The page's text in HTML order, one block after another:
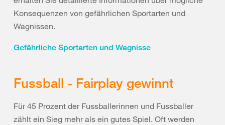
Konsequenzen von gefährlichen Sportarten und
Wagnissen.
Gefährliche Sportarten und Wagnisse
Fussball - Fairplay gewinnt
Für 45 Prozent der Fussballerinnen und Fussballer
zählt ein Sieg mehr als ein gutes Spiel. Oft werden